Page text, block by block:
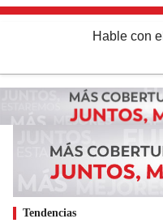
Hable con el
Tendencias